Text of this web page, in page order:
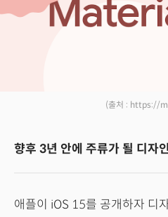
(출처 : https://
향후 3년 안에 주류가 될 디자
애플이 iOS 15를 공개하자 디